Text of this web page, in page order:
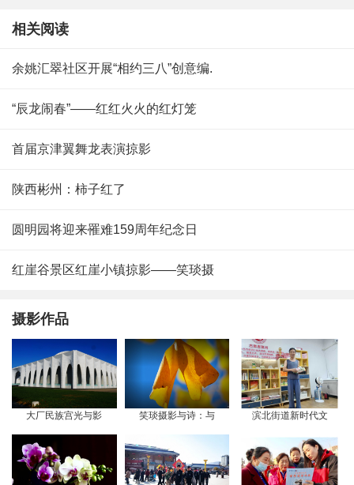
相关阅读
余姚汇翠社区开展“相约三八”创意编.
“辰龙闹春”——红红火火的红灯笼
首届京津翼舞龙表演掠影
陕西彬州：柿子红了
圆明园将迎来罹难159周年纪念日
红崖谷景区红崖小镇掠影——笑琰摄
摄影作品
大厂民族宫光与影 笑琰摄影与诗：与 滨北街道新时代文